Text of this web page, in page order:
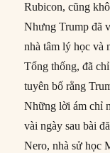
Rubicon, cũng
Nhưng Trump đã
nhà tâm lý học và
Tổng thống, đã
tuyên bố rằng
Những lời ám chỉ
vài ngày sau bài
Nero, nhà sử học